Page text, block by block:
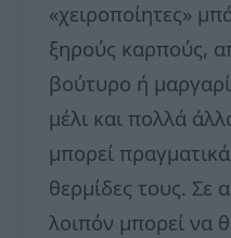
«χειροποίητες»
ξηρούς καρπούς,
βούτυρο ή
μέλι και πολλά
μπορεί
θερμίδες τους. Σε
λοιπόν μπορεί να